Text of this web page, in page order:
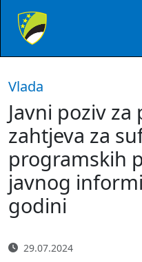
Vlada
Javni poziv
zahtjeva za
programskih
javnog
godini
29.07.2024